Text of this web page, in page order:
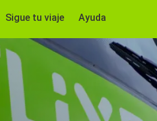
Sigue tu viaje Ayuda